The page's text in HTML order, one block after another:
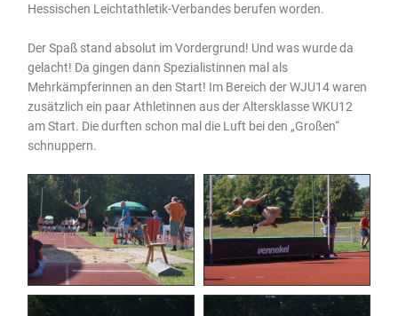
Hessischen Leichtathletik-Verbandes berufen worden.
Der Spaß stand absolut im Vordergrund! Und was wurde da
gelacht! Da gingen dann Spezialistinnen mal als
Mehrkämpferinnen an den Start! Im Bereich der WJU14 waren
zusätzlich ein paar Athletinnen aus der Altersklasse WKU12
am Start. Die durften schon mal die Luft bei den „Großen“
schnuppern.